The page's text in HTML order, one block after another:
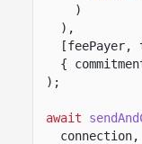
)
),
[feePayer,
{
);
await
connection,